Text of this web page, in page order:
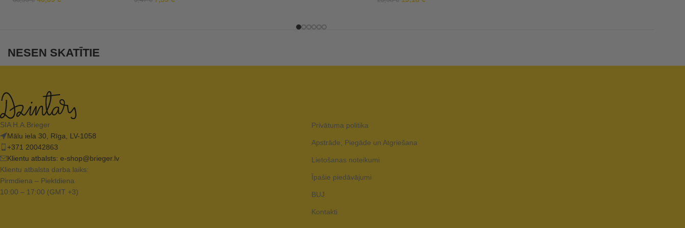
NESEN SKATĪTIE
SIA H.A.Brieger
Mālu iela 30, Rīga, LV-1058
+371 20042863
Klientu atbalsts: e-shop@brieger.lv
Klientu atbalsta darba laiks:
Pirmdiena – Piektdiena
10:00 – 17:00 (GMT +3)
Privātuma politika
Apstrāde, Piegāde un Atgriešana
Lietošanas noteikumi
Īpašie piedāvājumi
BUJ
Kontakti